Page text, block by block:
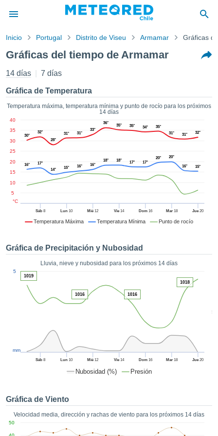
de
por
para
que la
que se
a este
las
y
forma
digital
basada
nuestra
coste.
así como
un perfil
para
ACEPTAR
CONTINUAR
Inicio Portugal Distrito de Viseu Armamar Gráficas
Gráficas del tiempo de Armamar
14 días 7 días
Gráfica de Temperatura
Temperatura máxima, temperatura mínima y punto de rocío para los próximos
14 días
Temperatura Máxima Temperatura Mínima Punto de rocío
Sáb8 Lun 10 Mié 12 Vie 14 Dom16 Mar18 Jue 20
5
10
15
20
25
30
35
40
°C
30°
32°
28°
31° 31°
33°
36°
35° 35° 34°
35°
31°
31° 32°
16°
17°
14°
15° 16° 16°
18° 18° 17° 17°
20° 20°
16° 15°
Gráfica de Precipitación y Nubosidad
Lluvia, nieve y nubosidad para los próximos 14 días
Nubosidad (%) Presión
50
Sáb8 Lun 10 Mié 12 Vie 14 Dom16 Mar18 Jue 20
5
mm
1019
1016 1016
1018
Gráfica de Viento
Velocidad media, dirección y rachas de viento para los próximos 14 días
50